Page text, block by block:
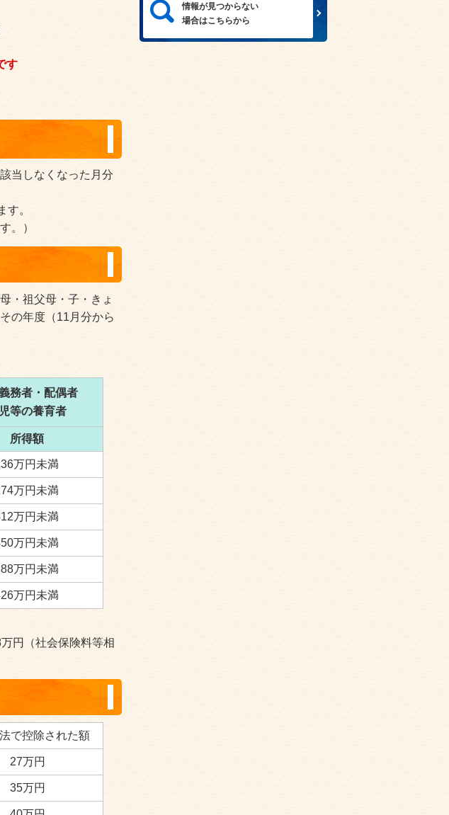
す
当しなくなった月分
。
。）
・祖父母・子・きょ
の年度（11月分から
務者・配偶者
等の養育者
所得額
万円未満
万円未満
万円未満
万円未満
万円未満
万円未満
円（社会保険料等相
で控除された額
27万円
35万円
情報が見つからない
場合はこちらから